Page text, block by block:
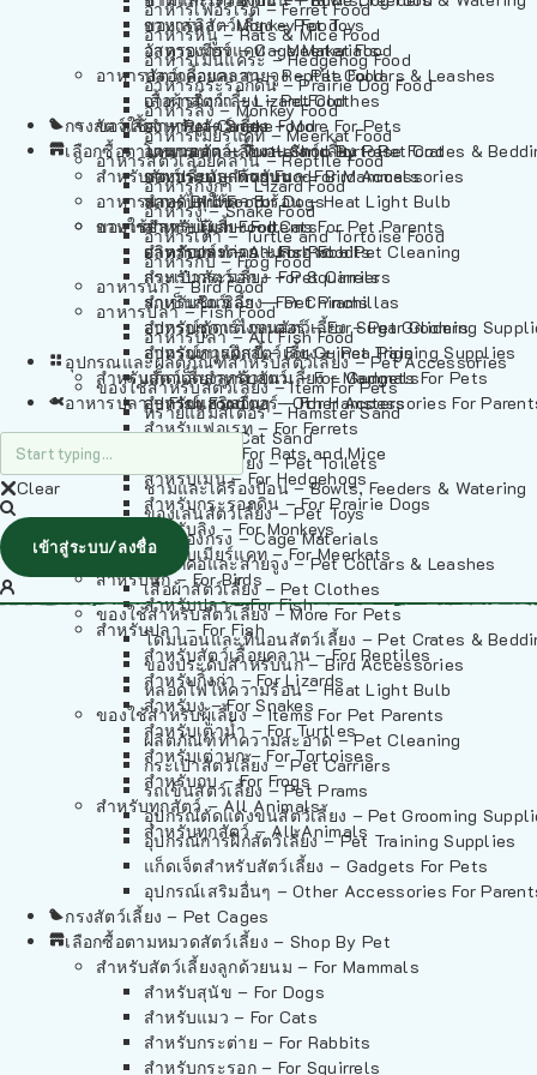
อาหารเฟอร์เร็ต – Ferret Food
อาหารหนู – Rats & Mice Food
อาหารเม่นแคระ – Hedgehog Food
อาหารกระรอกดิน – Prairie Dog Food
อาหารลิง – Monkey Food
อาหารเมียร์แคท – Meerkat Food
อาหารสัตว์เลี้อยคลาน – Reptile Food
อาหารกิ้งก่า – Lizard Food
อาหารงู – Snake Food
อาหารเต่า – Turtle and Tortoise Food
อาหารกบ – Frog Food
อาหารนก – Bird Food
อาหารปลา – Fish Food
อาหารปลา – All Fish Food
อุปกรณและผลิตภัณฑ์สำหรับสัตว์เลี้ยง – Pet Accessories
ของใช้สำหรับสัตว์เลี้ยง – Item For Pets
ทรายแฮมสเตอร์ – Hamster Sand
ทรายแมว – Cat Sand
ห้องน้ำสัตว์เลี้ยง – Pet Toilets
ชามและเครื่องป้อน – Bowls, Feeders & Watering
ของเล่นสัตว์เลี้ยง – Pet Toys
วัสดุรองกรง – Cage Materials
ปลอกคอและสายจูง – Pet Collars & Leashes
เสื้อผ้าสัตว์เลี้ยง – Pet Clothes
ของใช้สำหรับสัตว์เลี้ยง – More For Pets
โดมนอนและที่นอนสัตว์เลี้ยง – Pet Crates &
ของประดับสำหรับนก – Bird Accessories
หลอดไฟให้ความร้อน – Heat Light Bulb
ของใช้สำหรับผู้เลี้ยง – Items For Pet Parents
ผลิตภัณฑ์ทำความสะอาด – Pet Cleaning
กระเป๋าสัตว์เลี้ยง – Pet Carriers
รถเข็นสัตว์เลี้ยง – Pet Prams
อุปกรณ์ตัดแต่งขนสัตว์เลี้ยง – Pet Grooming
อุปกรณ์การฝึกสัตว์เลี้ยง – Pet Training Supplies
แก็ดเจ็ตสำหรับสัตว์เลี้ยง – Gadgets For Pets
อุปกรณ์เสริมอื่นๆ – Other Accessories For
กรงสัตว์เลี้ยง – Pet Cages
เลือกซื้อตามหมวดสัตว์เลี้ยง – Shop By Pet
สำหรับสัตว์เลี้ยงลูกด้วยนม – For Mammals
สำหรับสุนัข – For Dogs
สำหรับแมว – For Cats
สำหรับกระต่าย – For Rabbits
สำหรับกระรอก – For Squirrels
อาหารลิง – Monkey Food
อาหารเมียร์แคท – Meerkat Food
อาหารสัตว์เลี้อยคลาน – Reptile Food
อาหารกิ้งก่า – Lizard Food
อาหารงู – Snake Food
อาหารเต่า – Turtle and Tortoise Food
อาหารกบ – Frog Food
อาหารนก – Bird Food
อาหารปลา – Fish Food
อาหารปลา – All Fish Food
ของเล่นสัตว์เลี้ยง – Pet Toys
วัสดุรองกรง – Cage Materials
ปลอกคอและสายจูง – Pet Collars & Leashes
เสื้อผ้าสัตว์เลี้ยง – Pet Clothes
ของใช้สำหรับสัตว์เลี้ยง – More For Pets
โดมนอนและที่นอนสัตว์เลี้ยง – Pet Crates &
ของประดับสำหรับนก – Bird Accessories
หลอดไฟให้ความร้อน – Heat Light Bulb
ของใช้สำหรับผู้เลี้ยง – Items For Pet Parents
ผลิตภัณฑ์ทำความสะอาด – Pet Cleaning
กระเป๋าสัตว์เลี้ยง – Pet Carriers
รถเข็นสัตว์เลี้ยง – Pet Prams
อุปกรณ์ตัดแต่งขนสัตว์เลี้ยง – Pet Grooming
อุปกรณ์การฝึกสัตว์เลี้ยง – Pet Training Supplies
แก็ดเจ็ตสำหรับสัตว์เลี้ยง – Gadgets For Pets
อุปกรณ์เสริมอื่นๆ – Other Accessories For
กรงสัตว์เลี้ยง – Pet Cages
เลือกซื้อตามหมวดสัตว์เลี้ยง – Shop By Pet
สำหรับสัตว์เลี้ยงลูกด้วยนม – For Mammals
สำหรับสุนัข – For Dogs
สำหรับแมว – For Cats
สำหรับกระต่าย – For Rabbits
สำหรับกระรอก – For Squirrels
สำหรับชินชิล่า – For Chinchillas
สำหรับชูการ์ไกลเดอร์ – For Sugar Gliders
สำหรับหนูแกสบี้ – For Guinea Pigs
สำหรับสัตว์เลี้ยงลูกด้วยนม – For Mammals
สำหรับแฮมสเตอร์ – For Hamsters
สำหรับเฟอเรท – For Ferrets
สำหรับหนู – For Rats and Mice
สำหรับเม่น – For Hedgehogs
สำหรับกระรอกดิน – For Prairie Dogs
สำหรับลิง – For Monkeys
สำหรับเมียร์แคท – For Meerkats
สำหรับนก – For Birds
สำหรับปลา – For Fish
สำหรับปลา – For Fish
สำหรับสัตว์เลื้อยคลาน – For Reptiles
สำหรับกิ้งก่า – For Lizards
สำหรับงู – For Snakes
สำหรับเต่าน้ำ – For Turtles
สำหรับเต่าบก – For Tortoises
สำหรับกบ – For Frogs
สำหรับทุกสัตว์ – All Animals
สำหรับทุกสัตว์ – All Animals
อาหารปลา – Fish Food
Clear
เข้าสู่ระบบ/ลงชื่อ